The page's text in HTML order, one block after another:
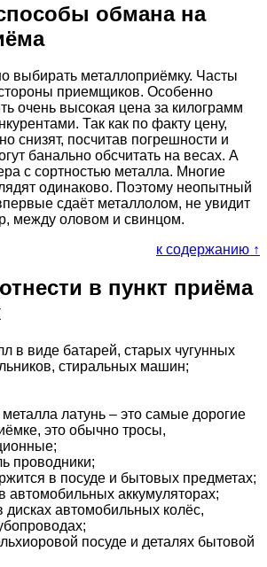
обмана на
выбирать металлоприёмку. Часты
приемщиков. Особенно
очень высокая цена за килограмм
Так как по факту цену,
снизят, посчитав погрешности и
банально обсчитать на весах. А
с сортностью металла. Многие
одинаково. Поэтому неопытный
сдаёт металлолом, не увидит
между оловом и свинцом.
к содержанию ↑
в пункт приёма
в виде батарей, старых чугунных
стиральных машин;
латунь – это самые дорогие
это обычно тросы,
проводники;
в посуде и бытовых предметах;
автомобильных аккумуляторах;
дисках автомобильных колёс,
посуде и деталях бытовой